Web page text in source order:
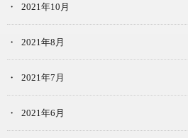
2021年10月
2021年8月
2021年7月
2021年6月